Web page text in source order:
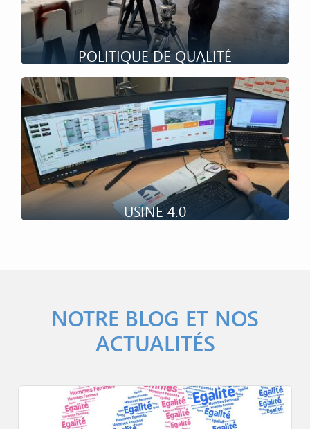
POLITIQUE DE QUALITÉ
Certifié ISO 9001 depuis 1998, la qualité est une
préoccupation quotidienne pour les équipes de
production.
USINE 4.0
NOTRE BLOG ET NOS
ACTUALITÉS